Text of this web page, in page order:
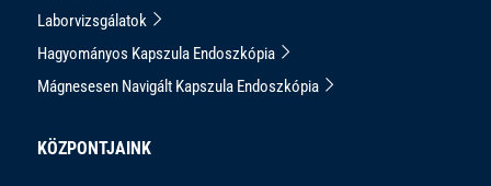
Laborvizsgálatok
Hagyományos Kapszula Endoszkópia
Mágnesesen Navigált Kapszula Endoszkópia
KÖZPONTJAINK